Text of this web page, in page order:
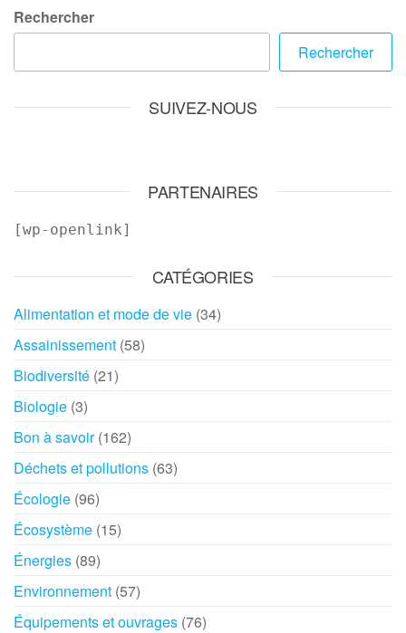
Rechercher
Rechercher
SUIVEZ-NOUS
PARTENAIRES
[wp-openlink]
CATÉGORIES
Alimentation et mode de vie (34)
Assainissement (58)
Biodiversité (21)
Biologie (3)
Bon à savoir(162)
Déchets et pollutions (63)
Écologie (96)
Écosystème (15)
Énergies (89)
Environnement (57)
Équipements et ouvrages (76)